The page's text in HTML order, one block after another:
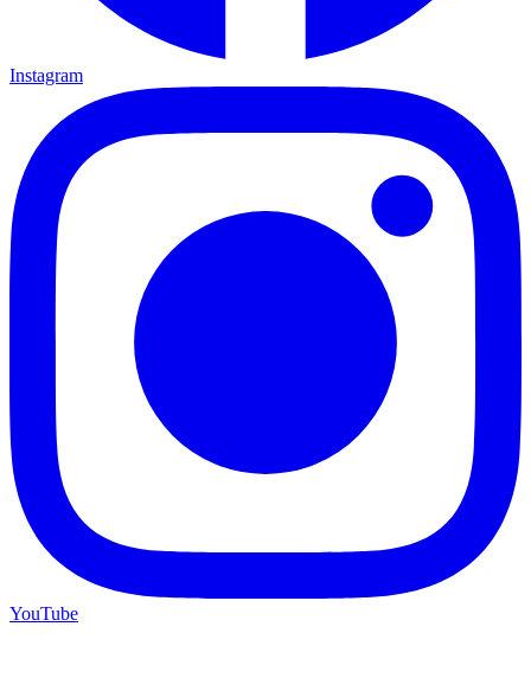
Instagram
YouTube